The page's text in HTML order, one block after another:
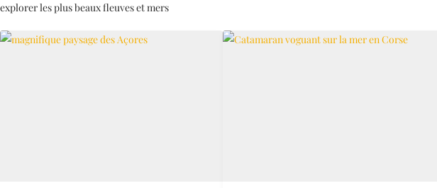
explorer les plus beaux fleuves et mers